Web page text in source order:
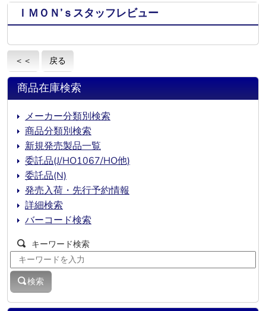
ＩＭＯＮ’ｓスタッフレビュー
＜＜ 戻る
商品在庫検索
メーカー分類別検索
商品分類別検索
新規発売製品一覧
委託品(J/HO1067/HO他)
委託品(N)
発売入荷・先行予約情報
詳細検索
バーコード検索
キーワード検索
検索